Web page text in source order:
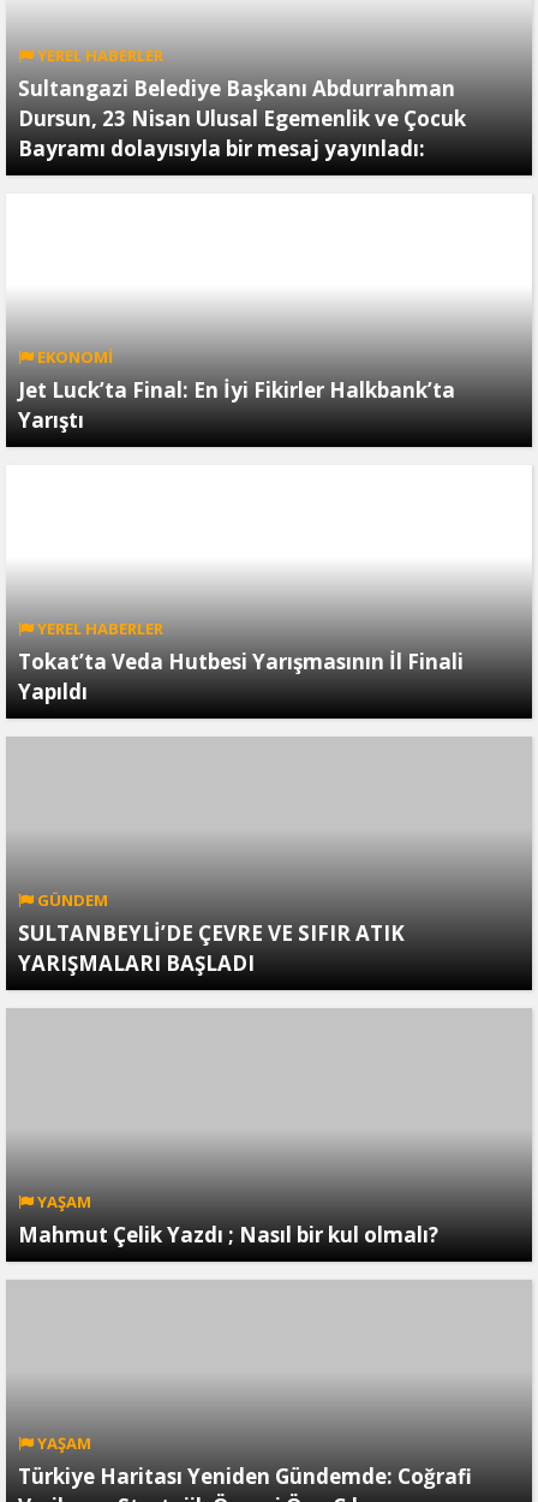
YEREL HABERLER
Sultangazi Belediye Başkanı Abdurrahman
Dursun, 23 Nisan Ulusal Egemenlik ve Çocuk
Bayramı dolayısıyla bir mesaj yayınladı:
EKONOMİ
Jet Luck’ta Final: En İyi Fikirler Halkbank’ta
Yarıştı
YEREL HABERLER
Tokat’ta Veda Hutbesi Yarışmasının İl Finali
Yapıldı
GÜNDEM
SULTANBEYLİ’DE ÇEVRE VE SIFIR ATIK
YARIŞMALARI BAŞLADI
YAŞAM
Mahmut Çelik Yazdı ; Nasıl bir kul olmalı?
YAŞAM
Türkiye Haritası Yeniden Gündemde: Coğrafi